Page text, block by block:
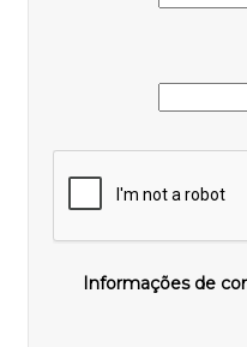
Informações de